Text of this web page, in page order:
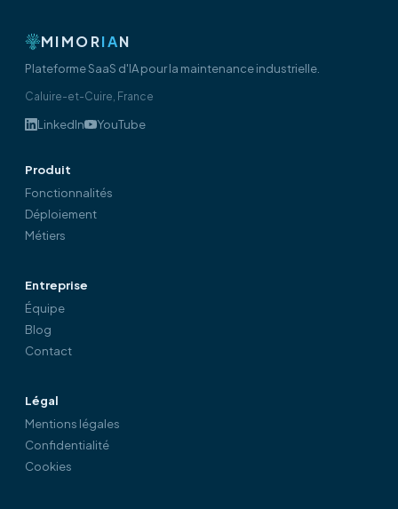
MIMORIAN
Plateforme SaaS d'IA pour la maintenance industrielle.
Caluire-et-Cuire, France
LinkedIn YouTube
Produit
Fonctionnalités
Déploiement
Métiers
Entreprise
Équipe
Blog
Contact
Légal
Mentions légales
Confidentialité
Cookies